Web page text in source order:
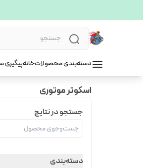
دسته‌بندی محصولاتخانهپیگیری
اسکوتر موتوری
جستجو در نتایج
دسته‌بندی